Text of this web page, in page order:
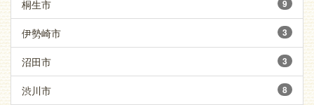
桐生市 9
伊勢崎市 3
沼田市 3
渋川市 8